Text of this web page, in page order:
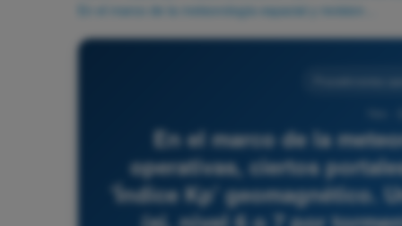
En el marco de la
operativas, ciertos
'Índice Kp' geomagnético.